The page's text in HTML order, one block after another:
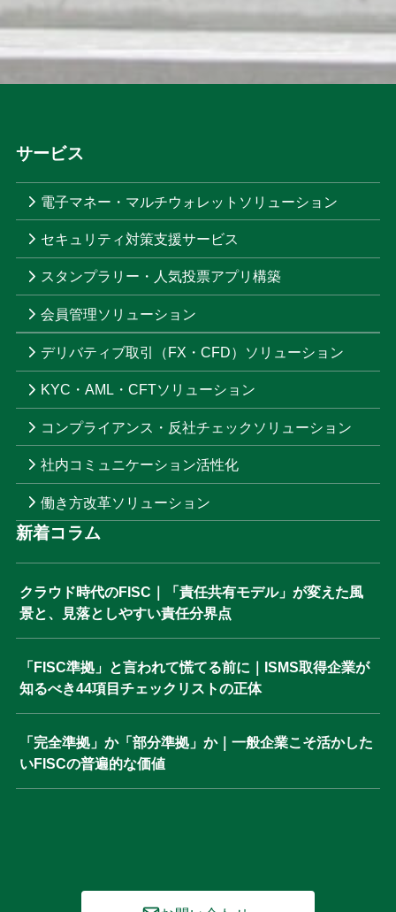
サービス
電子マネー・マルチウォレットソリューション
セキュリティ対策支援サービス
スタンプラリー・人気投票アプリ構築
会員管理ソリューション
デリバティブ取引（FX・CFD）ソリューション
KYC・AML・CFTソリューション
コンプライアンス・反社チェックソリューション
社内コミュニケーション活性化
働き方改革ソリューション
新着コラム
クラウド時代のFISC｜「責任共有モデル」が変えた風
景と、見落としやすい責任分界点
「FISC準拠」と言われて慌てる前に｜ISMS取得企業が
知るべき44項目チェックリストの正体
「完全準拠」か「部分準拠」か｜一般企業こそ活かした
いFISCの普遍的な価値